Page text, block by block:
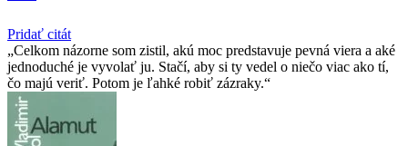
Pridať citát
Celkom názorne som zistil, akú moc predstavuje pevná viera a aké
jednoduché je vyvolať ju. Stačí, aby si ty vedel o niečo viac ako tí,
čo majú veriť. Potom je ľahké robiť zázraky.